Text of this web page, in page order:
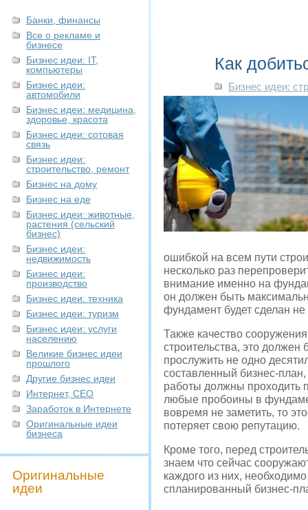
Банки, финансы
Все о рекламе и
бизнесе
Бизнес идеи: IT,
компьютеры
Бизнес идеи:
автомобили
Бизнес идеи: медицина,
здоровье, красота
Бизнес идеи: сотовая
связь
Бизнес идеи:
строительство, ремонт
Бизнес на дому
Бизнес на еде
Бизнес идеи: животные,
растения (сельский
бизнес)
Бизнес идеи:
недвижимость
Бизнес идеи:
производство
Бизнес идеи: техника
Бизнес идеи: туризм
Бизнес идеи: услуги
населению
Великие бизнес идеи
прошлого
Другие бизнес идеи
Интернет, СЕО
Заработок в Интернете
Оригинальные идеи
бизнеса
Оригинальные
идеи
Как
Бизнес идеи:
ошибкой на всем пути
несколько раз
внимание именно на
он должен быть
фундамент будет сделан не
Также качество
строительства, это
прослужить не одно
составленный бизнес-план,
работы должны проходить
любые пробоины в
вовремя не заметить, то
потеряет свою репутацию.
Кроме того, перед
знаем что сейчас
каждого из них,
спланированный бизнес-